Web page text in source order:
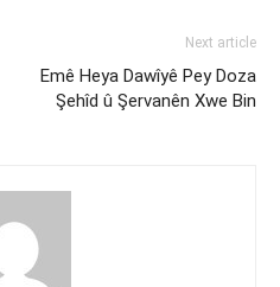
Next article
Emê Heya Dawîyê Pey Doza
Şehîd û Şervanên Xwe Bin